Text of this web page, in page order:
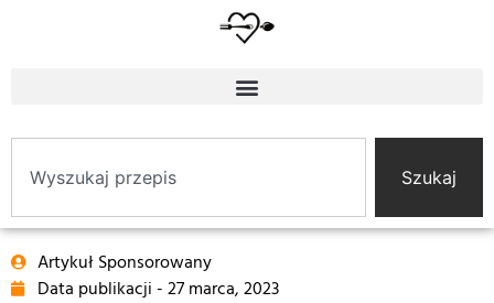
Szukaj
Artykuł Sponsorowany
Data publikacji - 27 marca, 2023